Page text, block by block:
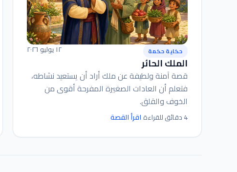
حكاية حكمة ١٢ يوليو ٢٠٢٦
الملك الحائر
قصة آمنة ولطيفة عن ملك أراد أن يستعيد نشاطه،
فتعلم أن العادات الصغيرة المفرحة أقوى من
الخوف والقلق.
4 دقائق للقراءة اقرأ القصة